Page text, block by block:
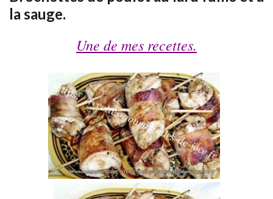
la sauge.
Une de mes recettes.